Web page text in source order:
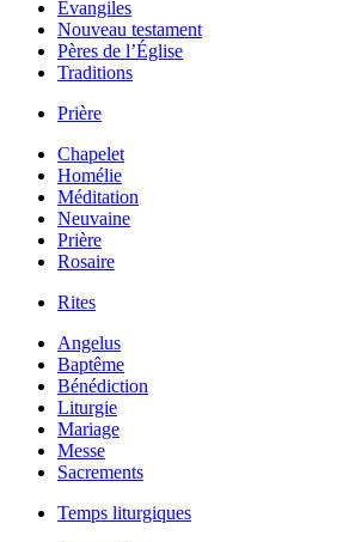
Évangiles
Nouveau testament
Pères de l’Église
Traditions
Prière
Chapelet
Homélie
Méditation
Neuvaine
Prière
Rosaire
Rites
Angelus
Baptême
Bénédiction
Liturgie
Mariage
Messe
Sacrements
Temps liturgiques